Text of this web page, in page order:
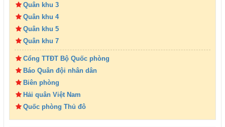
Quân khu 3
Quân khu 4
Quân khu 5
Quân khu 7
Cổng TTĐT Bộ Quốc phòng
Báo Quân đội nhân dân
Biên phòng
Hải quân Việt Nam
Quốc phòng Thủ đô